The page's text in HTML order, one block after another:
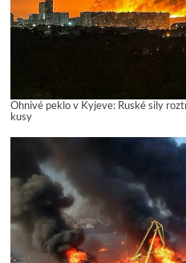
Ohnivé peklo v Kyjeve: Ruské sily
kusy